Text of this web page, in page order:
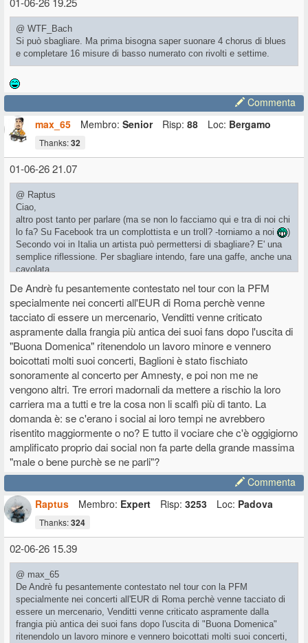
@ WTF_Bach
Si può sbagliare. Ma prima bisogna saper suonare 4 chorus di blues
e completare 16 misure di basso numerato con rivolti e settime.
Commenta
max_65
Membro: Senior Risp: 88 Loc: Bergamo
Thanks:32
01-06-26 21.07
@ Raptus
Ciao,
altro post tanto per parlare (ma se non lo facciamo qui e tra di noi chi
lo fa? Su Facebook tra un complottista e un troll? -torniamo a noi
)
Secondo voi in Italia un artista può permettersi di sbagliare? E' una
semplice riflessione. Per sbagliare intendo, fare una gaffe, anche una
cavolata.
Michielin che secondo me lo spiega bene.
Lei lo ha detto come spunto per giustificare il suo pensiero ma io lo
estenderei sia al maschile che al femminile... non vale solo per le
donne.
Secondo me in Italia siamo tutti dei gran cagacazzi (termine
specifico e scientifico
), se una cosa non rispetta perfettamente
certi canoni che ci siamo dati allora ci sentiamo sempre tutti
giustificati non solo a colpirla ma proprio a raderla al suolo.
Non è che questo modo di fare e di pensare sia un tantino... tossico?
E che magari, indirettamente, abbia contribuito anch'esso alla
decadenza non solo della musica ma dell'intero sistema almeno in
Italia?
Poco fa parlavamo di Sonny Rollins e della qualità della musica che
c'era al tempo, in cui lui era addirittura solo "uno dei tanti", ci si
stupisce sempre in questo forum di come sia cambiato tutto... ma
secondo voi non è che il mondo è peggiorato anche perché certi
atteggiamenti tossici invece di combatterli o arginarli li abbiamo
interiorizzati e resi parte della normalità? Ad esempio l'apparenza al
Forse ho bevuto troppi caffè... e sono solo le 9 e mezza
De Andrè fu pesantemente contestato nel tour con la PFM
specialmente nei concerti all'EUR di Roma perchè venne
tacciato di essere un mercenario, Venditti venne criticato
aspramente dalla frangia più antica dei suoi fans dopo l'uscita di
"Buona Domenica" ritenendolo un lavoro minore e vennero
boicottati molti suoi concerti, Baglioni è stato fischiato
sonoramente al concerto per Amnesty, e poi non me ne
vengono altri. Tre errori madornali da mettere a rischio la loro
carriera ma a tutti e tre la cosa non li scalfì più di tanto. La
domanda è: se c'erano i social ai loro tempi ne avrebbero
risentito maggiormente o no? E tutto il vociare che c'è oggigiorno
amplificato proprio dai social non fa parte della grande massima
"male o bene purchè se ne parli"?
Commenta
Raptus
Membro: Expert Risp: 3253 Loc: Padova
Thanks:324
02-06-26 15.39
@ max_65
De Andrè fu pesantemente contestato nel tour con la PFM
specialmente nei concerti all'EUR di Roma perchè venne tacciato di
essere un mercenario, Venditti venne criticato aspramente dalla
frangia più antica dei suoi fans dopo l'uscita di "Buona Domenica"
ritenendolo un lavoro minore e vennero boicottati molti suoi concerti,